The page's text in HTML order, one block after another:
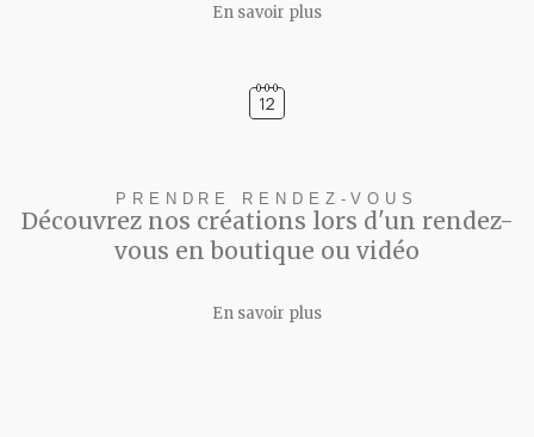
En savoir plus
PRENDRE RENDEZ-VOUS
Découvrez nos créations lors d'un rendez-
vous en boutique ou vidéo
En savoir plus